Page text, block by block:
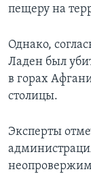
пещеру на
Однако,
Ладен был
в горах
столицы.
Эксперты